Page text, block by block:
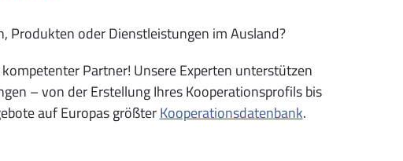
Produkten oder Dienstleistungen im Ausland?
Partner! Unsere Experten unterstützen
– von der Erstellung Ihres Kooperationsprofils bis
auf Europas größterKooperationsdatenbank.